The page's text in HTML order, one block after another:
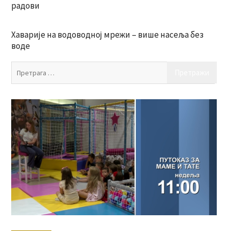
радови
Хаварије на водоводној мрежи – више насеља без
воде